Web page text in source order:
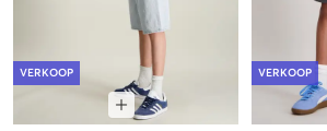
VERKOOP VERKOOP